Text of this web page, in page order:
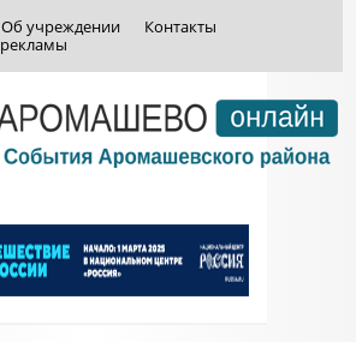
Об учреждении
Контакты